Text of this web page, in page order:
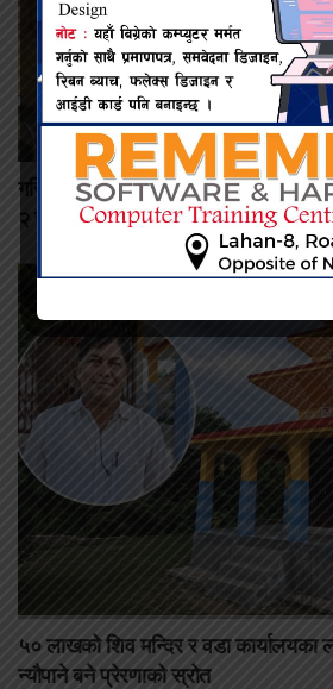
गरिब र ज्येष्ठ नागरिकलाई गाउँमै आँखा
२ सय नागरिक लाभाम्बित
५० लाखको शिव मन्दिर र वडा कार्यालयका
न्यौपाने बने प्रेरणाको स्रोत